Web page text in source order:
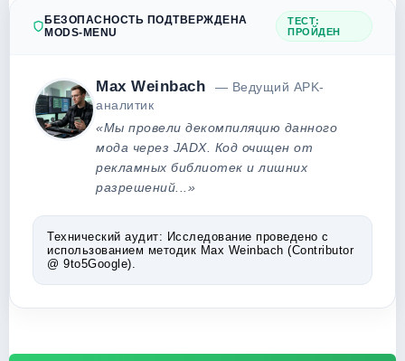
БЕЗОПАСНОСТЬ ПОДТВЕРЖДЕНА
MODS-MENU
ТЕСТ:
ПРОЙДЕН
Max Weinbach
— Ведущий APK-
аналитик
«Мы провели декомпиляцию данного
мода через JADX. Код очищен от
рекламных библиотек и лишних
разрешений...»
Технический аудит: Исследование проведено с
использованием методик Max Weinbach (Contributor
@ 9to5Google).